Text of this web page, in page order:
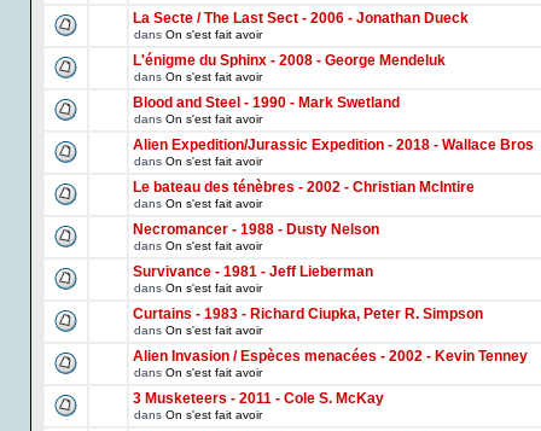
La Secte / The Last Sect - 2006 - Jonathan Dueck
dans On s'est fait avoir
L'énigme du Sphinx - 2008 - George Mendeluk
dans On s'est fait avoir
Blood and Steel - 1990 - Mark Swetland
dans On s'est fait avoir
Alien Expedition/Jurassic Expedition - 2018 - Wallace Bros
dans On s'est fait avoir
Le bateau des ténèbres - 2002 - Christian McIntire
dans On s'est fait avoir
Necromancer - 1988 - Dusty Nelson
dans On s'est fait avoir
Survivance - 1981 - Jeff Lieberman
dans On s'est fait avoir
Curtains - 1983 - Richard Ciupka, Peter R. Simpson
dans On s'est fait avoir
Alien Invasion / Espèces menacées - 2002 - Kevin Tenney
dans On s'est fait avoir
3 Musketeers - 2011 - Cole S. McKay
dans On s'est fait avoir